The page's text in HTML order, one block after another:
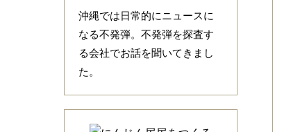
沖縄では日常的にニュースに
なる不発弾。不発弾を探査す
る会社でお話を聞いてきまし
た。